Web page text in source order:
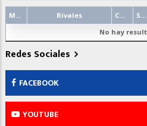
Rivales
No hay
Redes Sociales
FACEBOOK
YOUTUBE